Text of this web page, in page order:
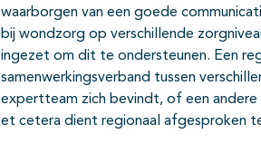
waarborgen van een goede
bij wondzorg op verschillende
ingezet om dit te ondersteunen. Een
samenwerkingsverband tussen
expertteam zich bevindt, of een
et cetera dient regionaal afgesproken